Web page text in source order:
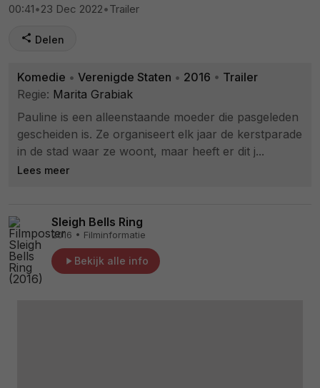
00:41•23 Dec 2022•Trailer
Delen
Komedie • Verenigde Staten • 2016 • Trailer
Regie: Marita Grabiak
Pauline is een alleenstaande moeder die pasgeleden
gescheiden is. Ze organiseert elk jaar de kerstparade
in de stad waar ze woont, maar heeft er dit j...
Lees meer
Sleigh Bells Ring
2016 • Filminformatie
Bekijk alle info